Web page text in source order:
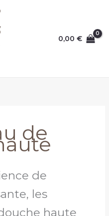
0,00€
de
de
les
haute